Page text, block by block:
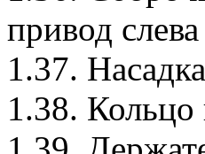
привод слева
1.37.
1.38.